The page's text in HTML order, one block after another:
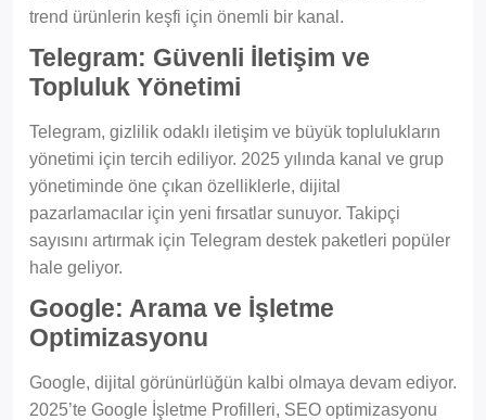
trend ürünlerin keşfi için önemli bir kanal.
Telegram: Güvenli İletişim ve
Topluluk Yönetimi
Telegram, gizlilik odaklı iletişim ve büyük toplulukların
yönetimi için tercih ediliyor. 2025 yılında kanal ve grup
yönetiminde öne çıkan özelliklerle, dijital
pazarlamacılar için yeni fırsatlar sunuyor. Takipçi
sayısını artırmak için Telegram destek paketleri popüler
hale geliyor.
Google: Arama ve İşletme
Optimizasyonu
Google, dijital görünürlüğün kalbi olmaya devam ediyor.
2025’te Google İşletme Profilleri, SEO optimizasyonu